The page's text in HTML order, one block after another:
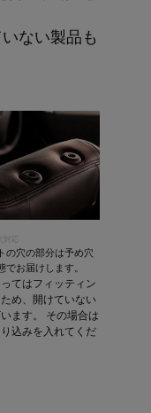
ない製品も
応
の穴の部分は予め穴
でお届けします。
てはフィッティン
め、開けていない
ます。 その場合は
込みを入れてくだ